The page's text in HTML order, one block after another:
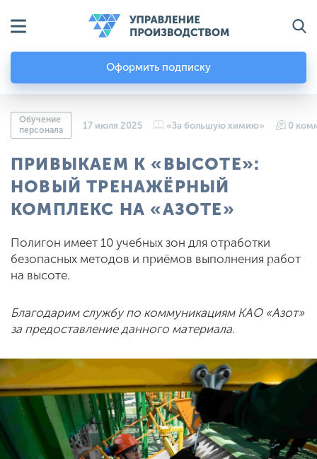
Оформить подписку
Обучение
персонала
17 июля 2025 «За большую химию» 0
ПРИВЫКАЕМ К «ВЫСОТЕ»:
НОВЫЙ ТРЕНАЖЁРНЫЙ
КОМПЛЕКС НА «АЗОТЕ»
Полигон имеет 10 учебных зон для отработки
безопасных методов и приёмов выполнения работ
на высоте.
Благодарим службу по коммуникациям КАО «Азот»
за предоставление данного материала.